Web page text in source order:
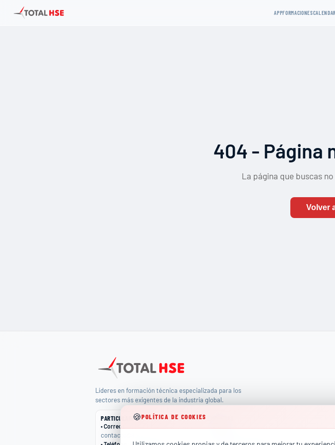
APPFORMACIONES
404 - Página
La página que buscas
Volver
Líderes en formación técnica especializada para los
sectores más exigentes de la industria global.
PARTICULARES
•Correo
contacto@totalhse.com
🍪POLÍTICA DE COOKIES